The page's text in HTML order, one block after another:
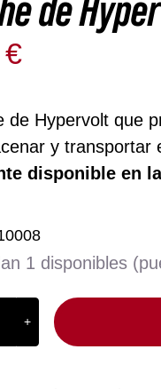
€
de Hypervolt que
y transportar
disponible en
1 disponibles